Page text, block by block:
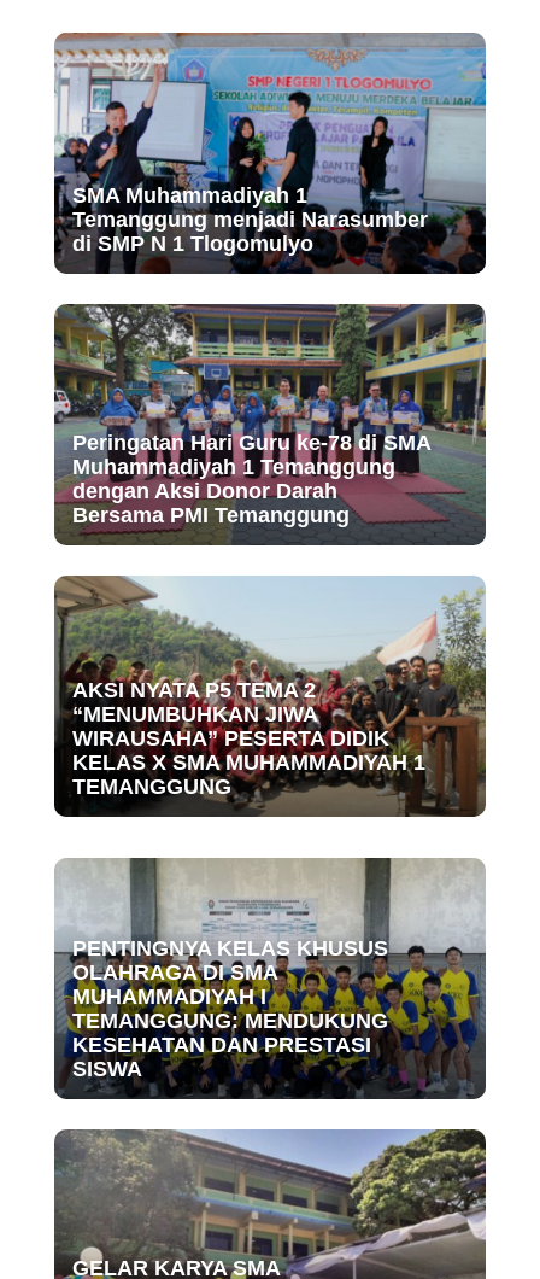
SMA Muhammadiyah 1
Temanggung menjadi Narasumber
di SMP N 1 Tlogomulyo
Peringatan Hari Guru ke-78 di SMA
Muhammadiyah 1 Temanggung
dengan Aksi Donor Darah
Bersama PMI Temanggung
AKSI NYATA P5 TEMA 2
“MENUMBUHKAN JIWA
WIRAUSAHA” PESERTA DIDIK
KELAS X SMA MUHAMMADIYAH 1
TEMANGGUNG
PENTINGNYA KELAS KHUSUS
OLAHRAGA DI SMA
MUHAMMADIYAH I
TEMANGGUNG: MENDUKUNG
KESEHATAN DAN PRESTASI
SISWA
GELAR KARYA SMA